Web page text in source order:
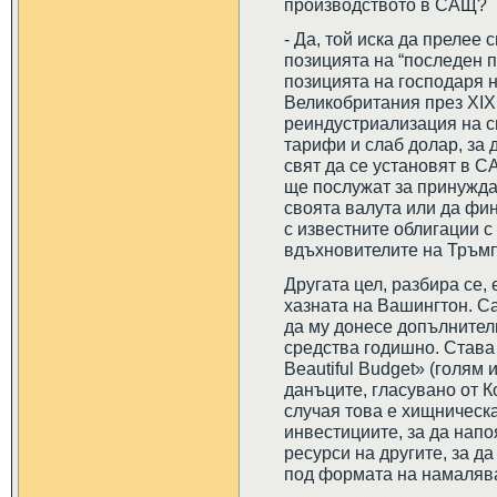
производството в САЩ?
- Да, той иска да прелее
позицията на “последен
позицията на
Великобритания през
реиндустриализация на
тарифи и слаб долар, за
свят да се установят в
ще послужат за
своята валута или да
с известните облигации
вдъхновителите на
Другата цел, разбира
хазната на Вашингтон.
да му донесе
средства годишно.
Beautiful Budget» (голям
данъците, гласувано от
случая това е
инвестициите, за да
ресурси на другите, за
под формата на